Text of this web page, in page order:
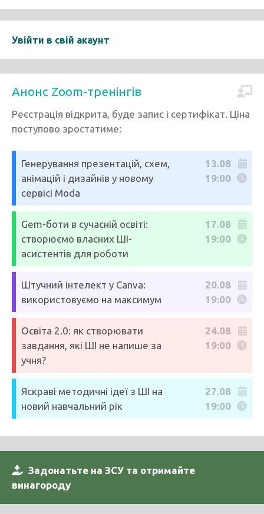
Увійти в свій акаунт
Анонс Zoom-тренінгів
Реєстрація відкрита, буде запис і сертифікат. Ціна
поступово зростатиме:
Генерування презентацій, схем,
анімацій і дизайнів у новому
сервісі Moda
13.08
19:00
Gem-боти в сучасній освіті:
створюємо власних ШІ-
асистентів для роботи
17.08
19:00
Штучний інтелект у Canva:
використовуємо на максимум
20.08
19:00
Освіта 2.0: як створювати
завдання, які ШІ не напише за
учня?
24.08
19:00
Яскраві методичні ідеї з ШІ на
новий навчальний рік
27.08
19:00
Задонатьте на ЗСУ та отримайте
винагороду